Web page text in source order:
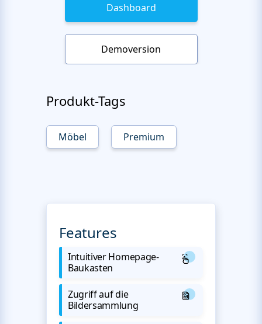
Dashboard
Demoversion
Produkt-Tags
Möbel Premium
Features
Intuitiver Homepage-
Baukasten
Zugriff auf die
Bildersammlung